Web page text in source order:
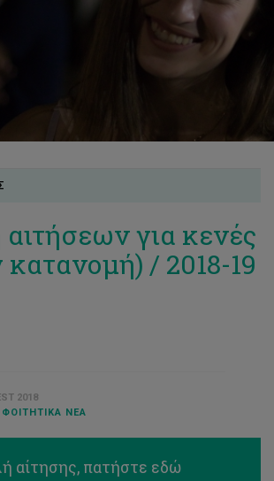
για κενές
κατανομή) / 2018-19
2018
ΝΈΑ
αίτησης, πατήστε εδώ